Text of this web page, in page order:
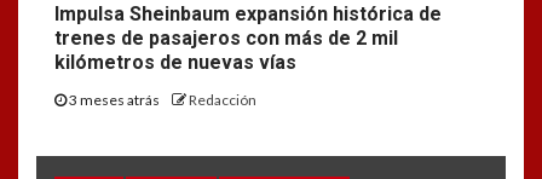
Impulsa Sheinbaum expansión histórica de
trenes de pasajeros con más de 2 mil
kilómetros de nuevas vías
3 meses atrás Redacción